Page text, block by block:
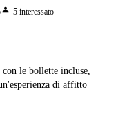
person 5 interessato
le bollette incluse,
di affitto